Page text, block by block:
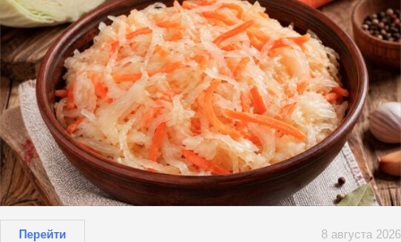
Перейти 8 августа 2026